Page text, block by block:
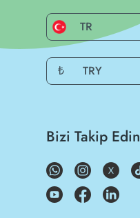
TR
₺ TRY
Bizi Takip Edin